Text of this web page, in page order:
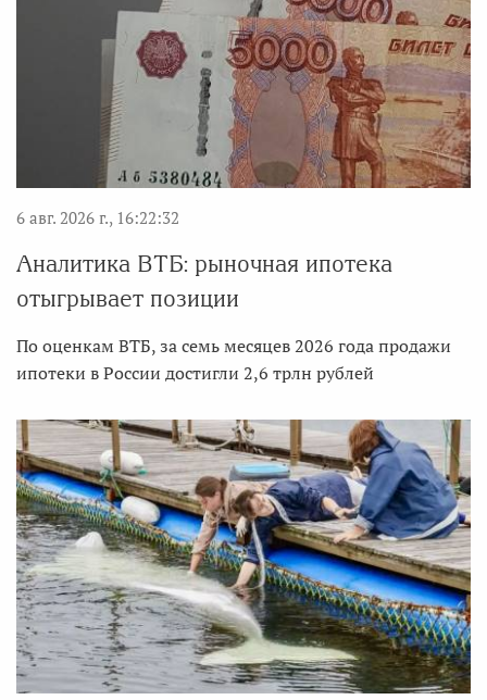
6 авг. 2026 г., 16:22:32
Аналитика ВТБ: рыночная ипотека
отыгрывает позиции
По оценкам ВТБ, за семь месяцев 2026 года продажи
ипотеки в России достигли 2,6 трлн рублей